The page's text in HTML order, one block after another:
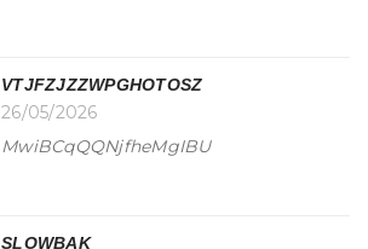
VTJFZJZZWPGHOTOSZ
26/05/2026
MwiBCqQQNjfheMgIBU
SLOWBAK